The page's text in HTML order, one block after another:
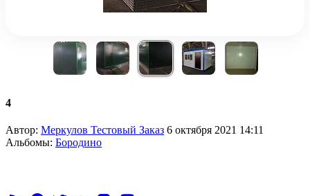
4
Автор: Меркулов Тестовый Заказ 6 октября 2021 14:11
Альбомы: Бородино